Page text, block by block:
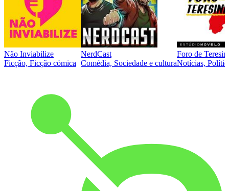
Não Inviabilize
Ficção, Ficção cómica
NerdCast
Comédia, Sociedade e cultura
Foro de
Notícias,